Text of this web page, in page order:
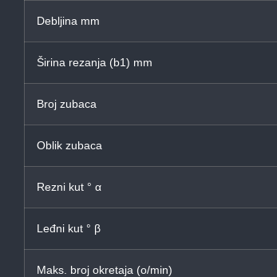
Debljina mm
Širina rezanja (b1) mm
Broj zubaca
Oblik zubaca
Rezni kut ° α
Leđni kut ° β
Maks. broj okretaja (o/min)